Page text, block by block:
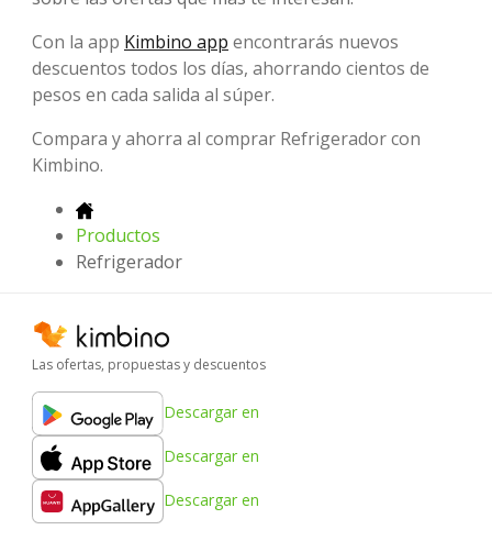
Con la app Kimbino app encontrarás nuevos
descuentos todos los días, ahorrando cientos de
pesos en cada salida al súper.
Compara y ahorra al comprar Refrigerador con
Kimbino.
Productos
Refrigerador
Las ofertas, propuestas y descuentos
Descargar en
Descargar en
Descargar en